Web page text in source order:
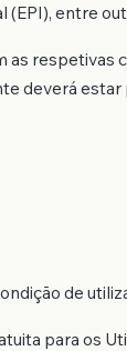
(EPI), entre
deverá
de
para os